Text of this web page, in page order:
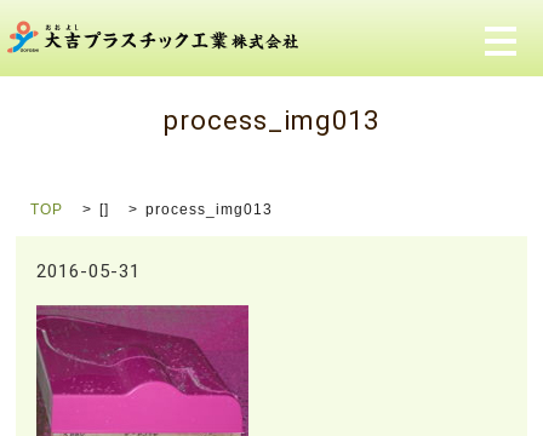
メ
process_img013
TOP [] process_img013
2016-05-31